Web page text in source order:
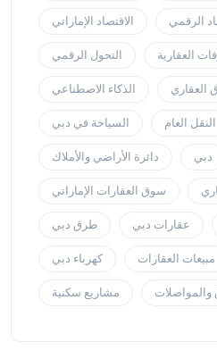
الاقتصاد الإماراتي الرقمي
التحول الرقمي العقارية
الذكاء الاصطناعي العقاري
السياحة في دبي النقل العام
دائرة الأراضي والأملاك دبي
سوق العقارات الإماراتي
طرق دبي عقارات دبي
كهرباء دبي مبيعات العقارات
مشاريع سكنية والمواصلات